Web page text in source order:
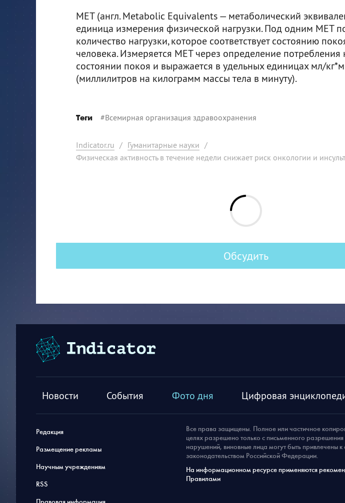
MET (англ. Metabolic Equivalents — метаболический
единица измерения физической нагрузки. Под одним MET
количество нагрузки, которое соответствует состоянию
человека. Измеряется MET через определение потребления
состоянии покоя и выражается в удельных единицах мл/
(миллилитров на килограмм массы тела в минуту).
Теги #Всемирная организация здравоохранения
Indicator.ru / Гуманитарные науки /
Физическая активность в течение недели снижает риск онкологии и
Обсудить
Новости События Фото дня Цифровая
Редакция
Размещение рекламы
Научным учреждениям
RSS
Все права защищены. Полное или частичное
целях разрешено только с письменного
нарушений, виновные лица могут быть привлечены к
законодательством Российской Федерации.
На информационном ресурсе применяются
Правилами